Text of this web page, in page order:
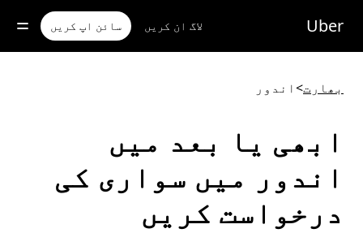
مواد
جائیں
Uber لاگ ان کریں سائن اپ کریں
بھارت>اندور
ابھی یا بعد میں
اندور میں سواری کی
درخواست کریں